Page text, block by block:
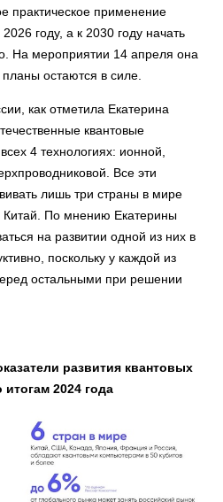
практическое применение
году, а к 2030 году начать
На мероприятии 14 апреля она
остаются в силе.
как отметила Екатерина
квантовые
4 технологиях: ионной,
Все эти
лишь три страны в мире
По мнению Екатерины
на развитии одной из них в
поскольку у каждой из
остальными при решении
развития квантовых
2024 года